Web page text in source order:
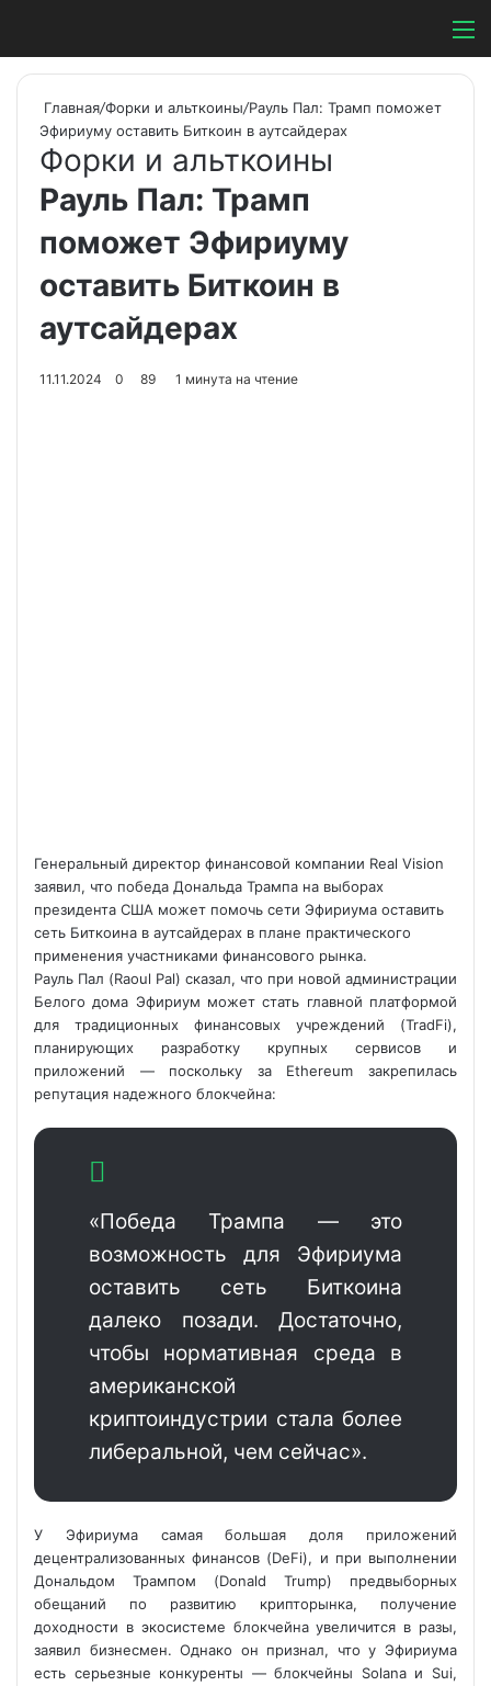
Switch skin
Главная/Форки и альткоины/Рауль Пал: Трамп поможет
Эфириуму оставить Биткоин в аутсайдерах
Форки и альткоины
Рауль Пал: Трамп
поможет Эфириуму
оставить Биткоин в
аутсайдерах
11.11.2024 0 89 1 минута на чтение
Генеральный директор финансовой компании Real Vision
заявил, что победа Дональда Трампа на выборах
президента США может помочь сети Эфириума оставить
сеть Биткоина в аутсайдерах в плане практического
применения участниками финансового рынка.
Рауль Пал (Raoul Pal) сказал, что при новой администрации
Белого дома Эфириум может стать главной платформой
для традиционных финансовых учреждений (TradFi),
планирующих разработку крупных сервисов и
приложений — поскольку за Ethereum закрепилась
репутация надежного блокчейна:
«Победа Трампа — это
возможность для Эфириума
оставить сеть Биткоина
далеко позади. Достаточно,
чтобы нормативная среда в
американской
криптоиндустрии стала более
либеральной, чем сейчас».
У Эфириума самая большая доля приложений
децентрализованных финансов (DeFi), и при выполнении
Дональдом Трампом (Donald Trump) предвыборных
обещаний по развитию крипторынка, получение
доходности в экосистеме блокчейна увеличится в разы,
заявил бизнесмен. Однако он признал, что у Эфириума
есть серьезные конкуренты — блокчейны Solana и Sui,